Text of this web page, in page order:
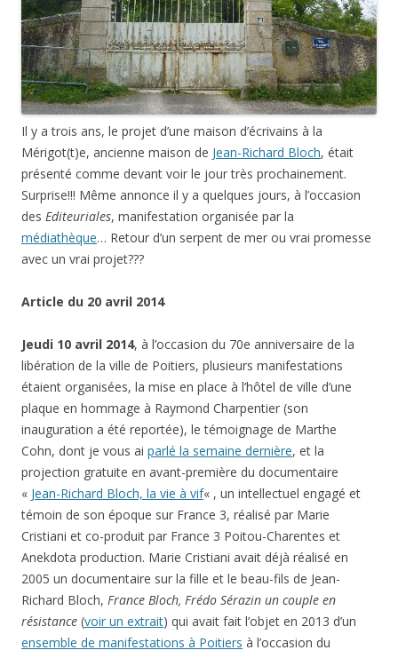
Il y a trois ans, le projet d’une maison d’écrivains à la
Mérigot(t)e, ancienne maison de Jean-Richard Bloch, était
présenté comme devant voir le jour très prochainement.
Surprise!!! Même annonce il y a quelques jours, à l’occasion
des Editeuriales, manifestation organisée par la
médiathèque… Retour d’un serpent de mer ou vrai promesse
avec un vrai projet???
Article du 20 avril 2014
Jeudi 10 avril 2014, à l’occasion du 70e anniversaire de la
libération de la ville de Poitiers, plusieurs manifestations
étaient organisées, la mise en place à l’hôtel de ville d’une
plaque en hommage à Raymond Charpentier (son
inauguration a été reportée), le témoignage de Marthe
Cohn, dont je vous ai parlé la semaine dernière, et la
projection gratuite en avant-première du documentaire
« Jean-Richard Bloch, la vie à vif« , un intellectuel engagé et
témoin de son époque sur France 3, réalisé par Marie
Cristiani et co-produit par France 3 Poitou-Charentes et
Anekdota production. Marie Cristiani avait déjà réalisé en
2005 un documentaire sur la fille et le beau-fils de Jean-
Richard Bloch, France Bloch, Frédo Sérazin un couple en
résistance (voir un extrait) qui avait fait l’objet en 2013 d’un
ensemble de manifestations à Poitiers à l’occasion du